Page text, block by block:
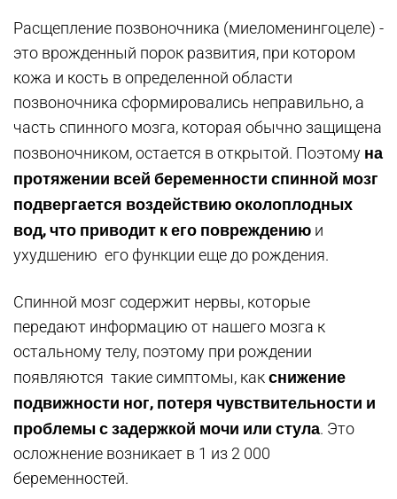
Расщепление позвоночника (миеломенингоцеле) -
это врожденный порок развития, при котором
кожа и кость в определенной области
позвоночника сформировались неправильно, а
часть спинного мозга, которая обычно защищена
позвоночником, остается в открытой. Поэтому на
протяжении всей беременности спинной мозг
подвергается воздействию околоплодных
вод, что приводит к его повреждению и
ухудшению его функции еще до рождения.
Спинной мозг содержит нервы, которые
передают информацию от нашего мозга к
остальному телу, поэтому при рождении
появляются такие симптомы, какснижение
подвижности ног, потеря чувствительности и
проблемы с задержкой мочи или стула. Это
осложнение возникает в 1 из 2 000
беременностей.